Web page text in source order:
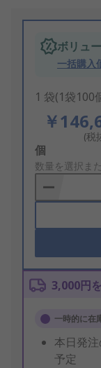
ボリュ
一括購入
1 袋(1袋100
￥
(税
Add
to
Basket
個
数量を選択ま
3,000円
一時的に在
本日発
予定